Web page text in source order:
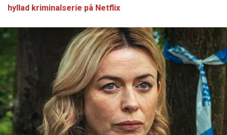
hyllad kriminalserie på Netflix